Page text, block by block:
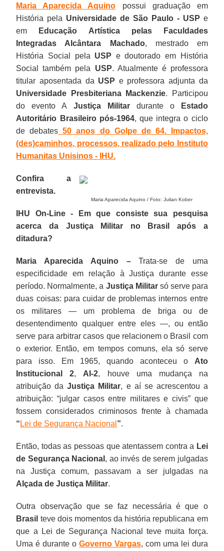
Maria Aparecida Aquino possui graduação em
História pela Universidade de São Paulo - USP e
em
Educação Artística pelas Faculdades
Integradas Alcântara Machado, mestrado em
História Social pela USP e doutorado em História
Social também pela USP. Atualmente é professora
titular aposentada da USP e professora adjunta da
Universidade Presbiteriana Mackenzie. Participou
do evento A Justiça Militardurante o
Estado
Autoritário Brasileiro pós-1964, que integra o ciclo
de debates 50 anos do Golpe de 64. Impactos,
(des)caminhos, processos, realizado pelo Instituto
Humanitas Unisinos - IHU.
Maria Aparecida Aquino / Foto: Julian Kober
Confira a
entrevista.
IHU On-Line - Em que consiste sua pesquisa
acerca da Justiça Militar no Brasil após a
ditadura?
Maria Aparecida Aquino –Trata-se de uma
especificidade em relação à Justiça durante esse
período. Normalmente, a Justiça Militarsó serve para
duas coisas: para cuidar de problemas internos entre
os militares — um problema de briga ou de
desentendimento qualquer entre eles —, ou então
serve para arbitrar casos que relacionem o Brasil com
o exterior. Então, em tempos comuns, ela só serve
para isso. Em 1965, quando aconteceu o Ato
Institucional 2, AI-2, houve uma mudança na
atribuição daJustiça Militar, e aí se acrescentou a
atribuição: “julgar casos entre militares e civis” que
fossem considerados criminosos frente à chamada
“ Lei de Segurança Nacional ”.
Então, todas as pessoas que atentassem contra a Lei
de Segurança Nacional , ao invés de serem julgadas
na Justiça comum, passavam a ser julgadas na
Alçada de Justiça Militar.
Outra observação que se faz necessária é que o
Brasil teve dois momentos da história republicana em
que a Lei de Segurança Nacional teve muita força.
Uma é durante oGoverno Vargas, com uma lei dura